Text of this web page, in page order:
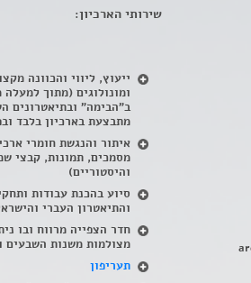
שירותי הארכיון:
ייעוץ, ליווי והכוונה
ב"הבימה" ובתיאטרונים
מתבצעת בארכיון בלבד
איתור והנגשת חומרי
מסמכים, תמונות, קבצי
והיסטוריים)
סיוע בהכנת עבודות
והתיאטרון העברי
מצולמות משנות
תעריפון